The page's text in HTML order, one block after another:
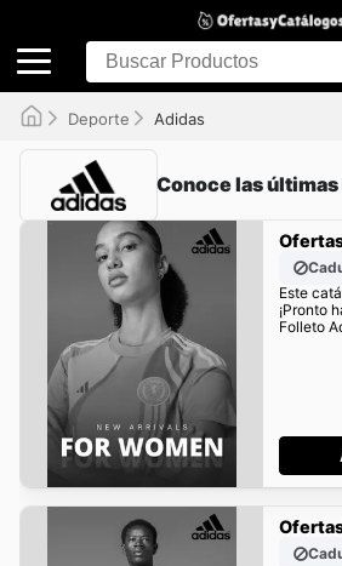
Deporte Adidas
Conoce las
Este
¡Pronto
Folleto